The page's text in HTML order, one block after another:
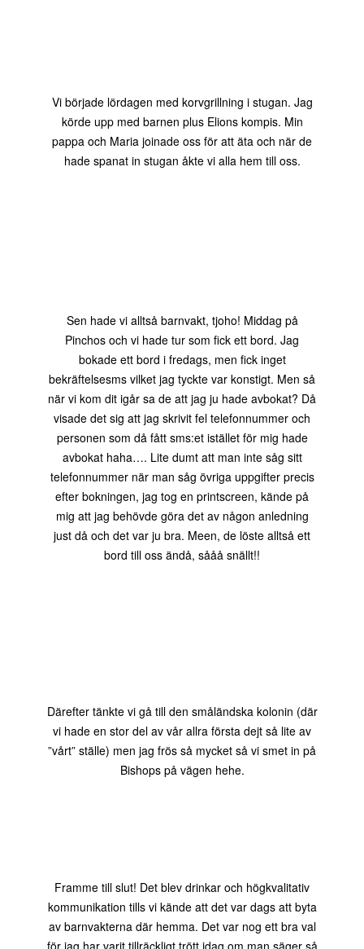
Vi började lördagen med korvgrillning i stugan. Jag
körde upp med barnen plus Elions kompis. Min
pappa och Maria joinade oss för att äta och när de
hade spanat in stugan åkte vi alla hem till oss.
Sen hade vi alltså barnvakt, tjoho! Middag på
Pinchos och vi hade tur som fick ett bord. Jag
bokade ett bord i fredags, men fick inget
bekräftelsesms vilket jag tyckte var konstigt. Men så
när vi kom dit igår sa de att jag ju hade avbokat? Då
visade det sig att jag skrivit fel telefonnummer och
personen som då fått sms:et istället för mig hade
avbokat haha…. Lite dumt att man inte såg sitt
telefonnummer när man såg övriga uppgifter precis
efter bokningen, jag tog en printscreen, kände på
mig att jag behövde göra det av någon anledning
just då och det var ju bra. Meen, de löste alltså ett
bord till oss ändå, sååå snällt!!
Därefter tänkte vi gå till den småländska kolonin (där
vi hade en stor del av vår allra första dejt så lite av
”vårt” ställe) men jag frös så mycket så vi smet in på
Bishops på vägen hehe.
Framme till slut! Det blev drinkar och högkvalitativ
kommunikation tills vi kände att det var dags att byta
av barnvakterna där hemma. Det var nog ett bra val
för jag har varit tillräckligt trött idag om man säger så